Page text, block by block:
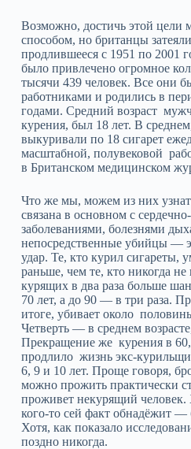
Возможно, достичь этой цели
способом, но британцы
продлившееся с 1951 по 2001
было привлечено огромное
тысячи 439 человек. Все они
работниками и родились в
годами. Средний возраст
курения, был 18 лет. В
выкуривали по 18 сигарет
масштабной, полувековой
в Британском медицинском
Что же мы, можем из них
связана в основном с
заболеваниями, болезнями
непосредственные убийцы —
удар. Те, кто курил сигареты,
раньше, чем те, кто никогда
курящих в два раза больше
70 лет, а до 90 — в три раза.
итоге, убивает около
Четверть — в среднем
Прекращение же курения в
продлило жизнь экс-
6, 9 и 10 лет. Проще говоря,
можно прожить практически
проживет некурящий человек.
кого-то сей факт обнадёжит —
Хотя, как показало
поздно никогда.